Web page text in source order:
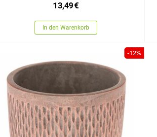
13,49€
In den Warenkorb
-12%